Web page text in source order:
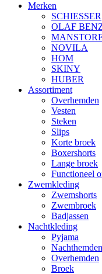
Merken
SCHIESSER
OLAF
NOVILA
HOM
SKINY
HUBER
Assortiment
Overhemden
Vesten
Steken
Slips
Korte broek
Boxershorts
Lange broek
Functioneel
Zwemkleding
Zwemshorts
Zwembroek
Badjassen
Nachtkleding
Pyjama
Nachthemden
Overhemden
Broek